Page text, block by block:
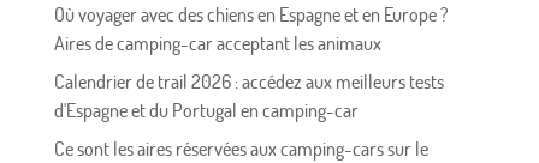
Où voyager avec des chiens en Espagne et en Europe ?
Aires de camping-car acceptant les animaux
Calendrier de trail 2026 : accédez aux meilleurs tests
d'Espagne et du Portugal en camping-car
Ce sont les aires réservées aux camping-cars sur le